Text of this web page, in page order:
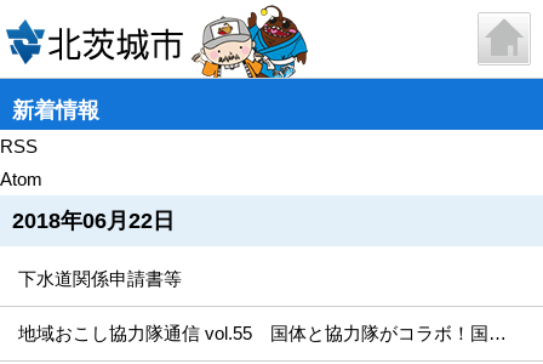
新着情報
RSS
Atom
2018年06月22日
下水道関係申請書等
地域おこし協力隊通信 vol.55 国体と協力隊がコラボ！国体カウントダウンボード作成！